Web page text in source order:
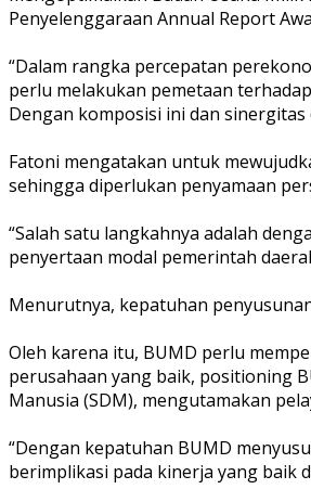
Penyelenggaraan Annual Report
“Dalam rangka percepatan
perlu melakukan pemetaan
Dengan komposisi ini dan
Fatoni mengatakan untuk
sehingga diperlukan penyamaan
“Salah satu langkahnya adalah
penyertaan modal pemerintah
Menurutnya, kepatuhan
Oleh karena itu, BUMD perlu
perusahaan yang baik, positioning
Manusia (SDM), mengutamakan
“Dengan kepatuhan BUMD
berimplikasi pada kinerja yang baik